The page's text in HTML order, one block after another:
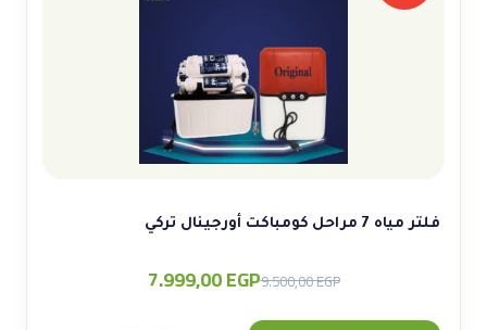
فلتر مياه 7 مراحل كومباكت أورجينال تركي
9.500,00EGP
Original
7.999,00EGP
Current